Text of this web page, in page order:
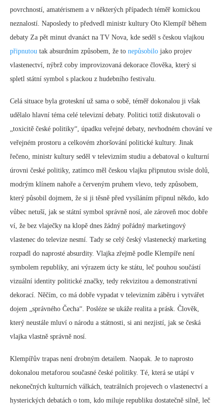
povrchností, amatérismem a v některých případech téměř komickou
neznalostí. Naposledy to předvedl ministr kultury Oto Klempíř během
debaty Za pět minut dvanáct na TV Nova, kde seděl s českou vlajkou
připnutou tak absurdním způsobem, že to nepůsobilo jako projev
vlastenectví, nýbrž coby improvizovaná dekorace člověka, který si
spletl státní symbol s plackou z hudebního festivalu.
Celá situace byla groteskní už sama o sobě, téměř dokonalou ji však
udělalo hlavní téma celé televizní debaty. Politici totiž diskutovali o
„toxicitě české politiky“, úpadku veřejné debaty, nevhodném chování ve
veřejném prostoru a celkovém zhoršování politické kultury. Jinak
řečeno, ministr kultury seděl v televizním studiu a debatoval o kulturní
úrovni české politiky, zatímco měl českou vlajku připnutou svisle dolů,
modrým klínem nahoře a červeným pruhem vlevo, tedy způsobem,
který působil dojmem, že si ji těsně před vysíláním připnul někdo, kdo
vůbec netuší, jak se státní symbol správně nosí, ale zároveň moc dobře
ví, že bez vlaječky na klopě dnes žádný pořádný marketingový
vlastenec do televize nesmí. Tady se celý český vlastenecký marketing
rozpadl do naprosté absurdity. Vlajka zřejmě podle Klempíře není
symbolem republiky, ani výrazem úcty ke státu, leč pouhou součástí
vizuální identity politické značky, tedy rekvizitou a demonstrativní
dekorací. Něčím, co má dobře vypadat v televizním záběru i vytvářet
dojem „správného Čecha“. Posléze se ukáže realita a prásk. Člověk,
který neustále mluví o národu a státnosti, si ani nezjistí, jak se česká
vlajka vlastně správně nosí.
Klempířův trapas není drobným detailem. Naopak. Je to naprosto
dokonalou metaforou současné české politiky. Té, která se utápí v
nekonečných kulturních válkách, teatrálních projevech o vlastenectví a
hysterických debatách o tom, kdo miluje republiku dostatečně silně, leč